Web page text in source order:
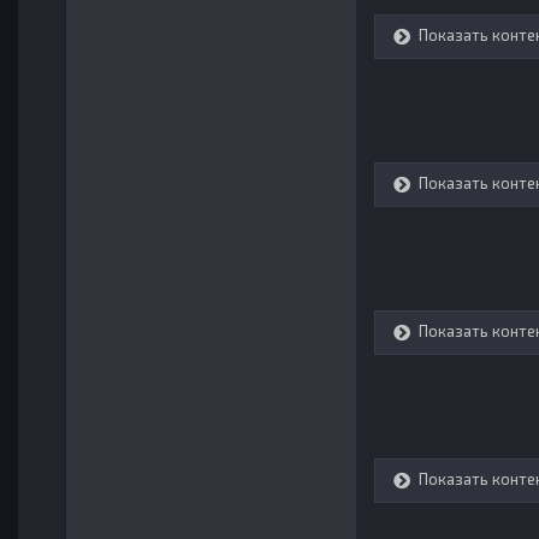
Показать
Показать
Показать
Показать